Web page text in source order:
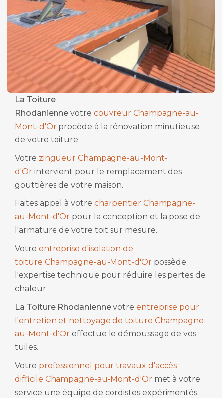
La Toiture
Rhodanienne votre couvreur Champagne-au-
Mont-d'Or procède à la rénovation minutieuse
de votre toiture.
Votre zingueur Champagne-au-Mont-
d'Or intervient pour le remplacement des
gouttières de votre maison.
Faites appel à votre charpentier Champagne-
au-Mont-d'Or pour la conception et la pose de
l'armature de votre toit sur mesure.
Votre entreprise d'isolation de
toiture Champagne-au-Mont-d'Or possède
l'expertise technique pour réduire les pertes de
chaleur.
La Toiture Rhodanienne votre entreprise pour
l'entretien et nettoyage de toiture Champagne-
au-Mont-d'Or effectue le démoussage de vos
tuiles.
Votre professionnel pour travaux d'accès
difficile Champagne-au-Mont-d'Or met à votre
service une équipe de cordistes expérimentés.